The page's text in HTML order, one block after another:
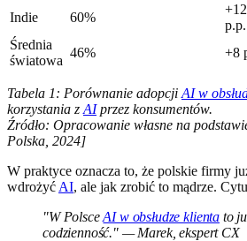
Indie
60%
+12
p.p.
Średnia
światowa
46% +8
Tabela 1: Porównanie adopcji AI w
korzystania z AIprzez konsumentów.
Źródło: Opracowanie własne na
Polska, 2024]
W praktyce oznacza to, że polskie firmy
wdrożyć AI, ale jak zrobić to mądrze.
"W PolsceAI w obsłudze klienta to
codzienność." — Marek, ekspert CX